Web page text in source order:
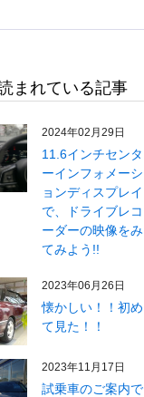
まれている記事
2024年02月29日
11.6インチセンタ
ーインフォメーシ
ョンディスプレイ
で、ドライブレコ
ーダーの映像をみ
てみよう!!
2023年06月26日
懐かしい！！初め
て見た！！
2023年11月17日
試乗車のご案内で